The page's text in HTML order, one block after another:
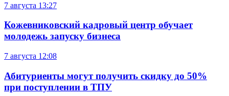
7 августа 13:27
Кожевниковский кадровый центр обучает
молодежь запуску бизнеса
7 августа 12:08
Абитуриенты могут получить скидку до 50%
при поступлении в ТПУ